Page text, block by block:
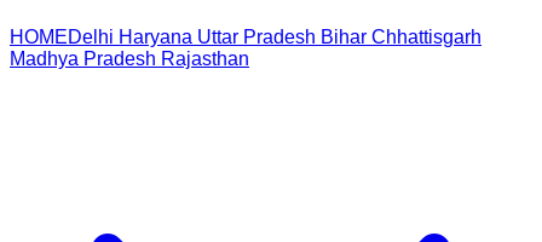
HOMEDelhi Haryana Uttar Pradesh Bihar Chhattisgarh
Madhya Pradesh Rajasthan